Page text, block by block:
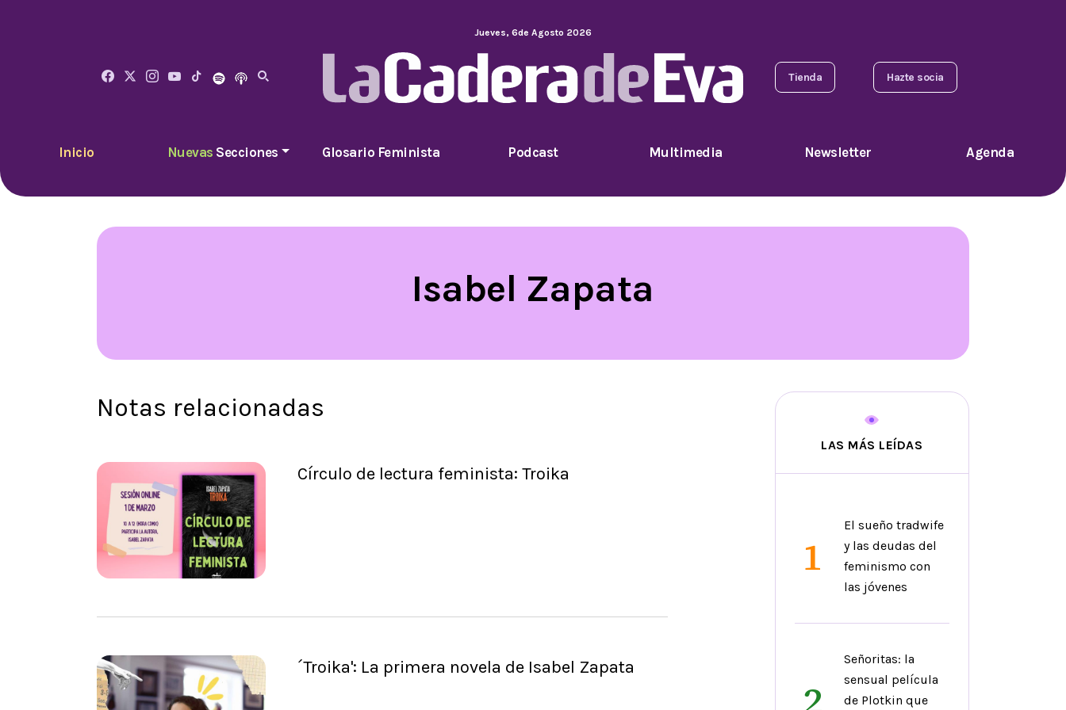
Jueves, 6de Agosto 2026
Tienda Hazte socia
Inicio Nuevas Secciones Glosario Feminista Podcast Multimedia Newsletter Agenda
Isabel Zapata
Notas relacionadas
Círculo de lectura feminista: Troika
´Troika': La primera novela de Isabel Zapata
LAS MÁS LEÍDAS
1
El sueño tradwife
y las deudas del
feminismo con
las jóvenes
Señoritas: la
sensual película
de Plotkin que